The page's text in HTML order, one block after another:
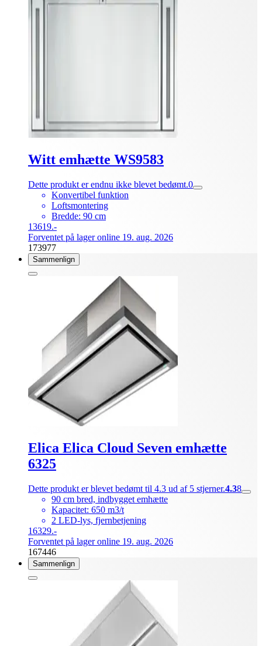
Witt emhætte WS9583
Dette produkt er endnu ikke blevet bedømt.0
Konvertibel funktion
Loftsmontering
Bredde: 90 cm
13619.-
Forventet på lager online 19. aug. 2026
173977
Sammenlign
Elica Elica Cloud Seven emhætte
6325
Dette produkt er blevet bedømt til 4.3 ud af 5 stjerner.4.38
90 cm bred, indbygget emhætte
Kapacitet: 650 m3/t
2 LED-lys, fjernbetjening
16329.-
Forventet på lager online 19. aug. 2026
167446
Sammenlign